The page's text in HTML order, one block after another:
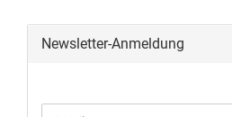
Newsletter-Anmeldung